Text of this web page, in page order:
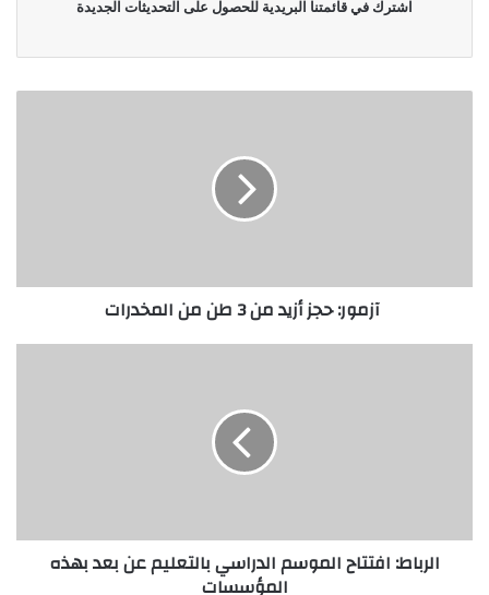
اشترك في قائمتنا البريدية للحصول على التحديثات الجديدة
آزمور: حجز أزيد من 3 طن من المخدرات
الرباط: افتتاح الموسم الدراسي بالتعليم عن بعد بهذه
المؤسسات